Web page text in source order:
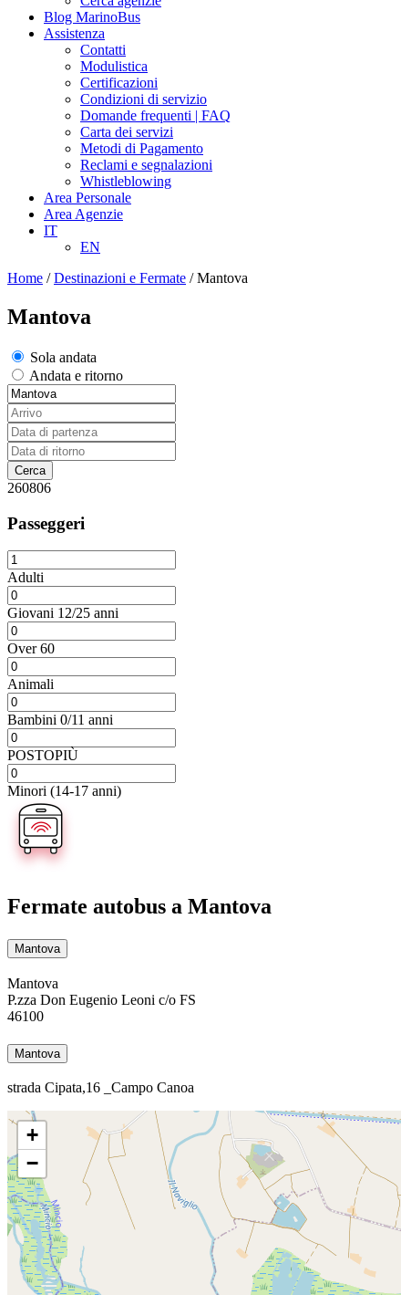
Blog MarinoBus
Assistenza
Contatti
Modulistica
Certificazioni
Condizioni di servizio
Domande frequenti | FAQ
Carta dei servizi
Metodi di Pagamento
Reclami e segnalazioni
Whistleblowing
Area Personale
Area Agenzie
IT
EN
Home / Destinazioni e Fermate / Mantova
Mantova
Sola andata
Andata e ritorno
260806
Passeggeri
Adulti
Giovani 12/25 anni
Over 60
Animali
Bambini 0/11 anni
POSTOPIÙ
Minori (14-17 anni)
Fermate autobus a Mantova
Mantova
Mantova
P.zza Don Eugenio Leoni c/o FS
46100
Mantova
strada Cipata,16 _Campo Canoa
+
−